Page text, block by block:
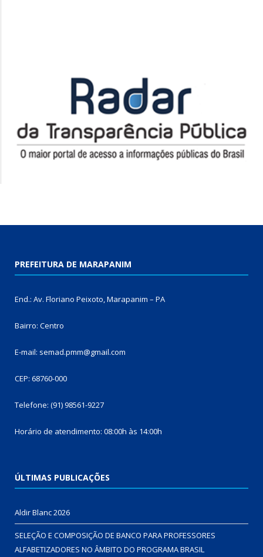
PREFEITURA DE MARAPANIM
End.: Av. Floriano Peixoto, Marapanim – PA
Bairro: Centro
E-mail: semad.pmm@gmail.com
CEP: 68760-000
Telefone: (91) 98561-9227
Horário de atendimento: 08:00h às 14:00h
ÚLTIMAS PUBLICAÇÕES
Aldir Blanc 2026
SELEÇÃO E COMPOSIÇÃO DE BANCO PARA PROFESSORES
ALFABETIZADORES NO ÂMBITO DO PROGRAMA BRASIL